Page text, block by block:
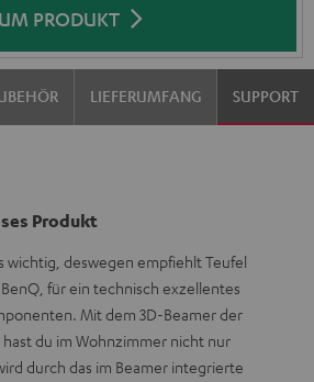
PRODUKT
LIEFERUMFANG SUPPORT
Produkt
wichtig, deswegen empfiehlt Teufel
für ein technisch exzellentes
Mit dem 3D-Beamer der
hast du im Wohnzimmer nicht nur
durch das im Beamer integrierte